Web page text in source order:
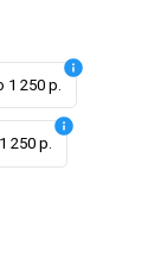
1 250 р.
250 р.